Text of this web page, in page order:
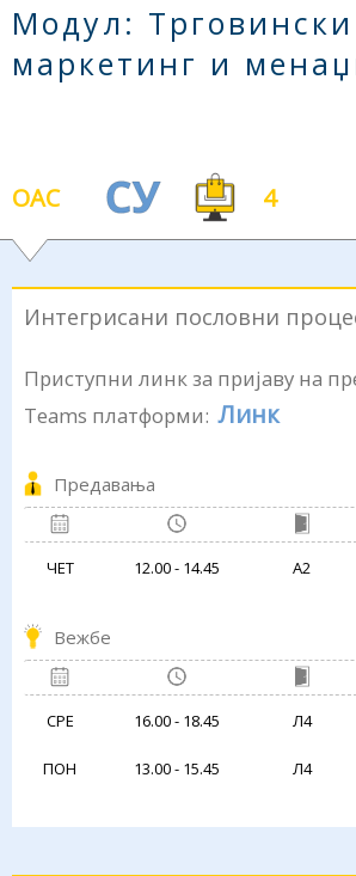
Модул: Трговински
маркетинг и
ОАС 4
Интегрисани пословни
Приступни линк за пријаву на
Teams платформи:Линк
Предавања
ЧЕТ 12.00 - 14.45 А2
Вежбе
СРЕ 16.00 - 18.45 Л4
ПОН 13.00 - 15.45 Л4